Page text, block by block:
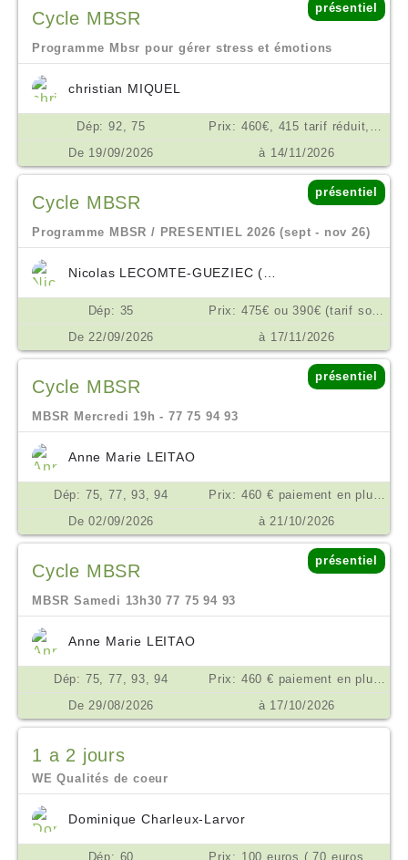
Cycle MBSR
présentiel
Programme Mbsr pour gérer stress et émotions
christian MIQUEL
Dép: 92, 75
Prix: 460€, 415 tarif réduit, ou don en conscience selon possibilité €
De 19/09/2026
à 14/11/2026
Cycle MBSR
présentiel
Programme MBSR / PRESENTIEL 2026 (sept - nov 26)
Dép: 35
Prix: 475€ ou 390€ (tarif solidaire), en 3x €
De 22/09/2026
à 17/11/2026
Cycle MBSR
présentiel
MBSR Mercredi 19h - 77 75 94 93
Anne Marie LEITAO
Dép: 75, 77, 93, 94
Prix: 460 € paiement en plusieurs fois possible €
De 02/09/2026
à 21/10/2026
Cycle MBSR
présentiel
MBSR Samedi 13h30 77 75 94 93
Anne Marie LEITAO
Dép: 75, 77, 93, 94
Prix: 460 € paiement en plusieurs fois possible €
De 29/08/2026
à 17/10/2026
1 a 2 jours
WE Qualités de coeur
Dominique Charleux-Larvor
Dép: 60